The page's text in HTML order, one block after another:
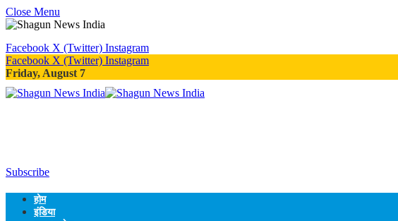
Close Menu
Facebook X (Twitter) Instagram
Facebook X (Twitter) Instagram
Friday, August 7
Subscribe
होम
इंडिया